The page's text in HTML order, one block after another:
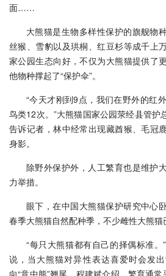
面……
大熊猫是生物多样性保护的旗舰物
丝猴、雪豹以及珙桐、红豆杉等成千上
家公园生态向好，不仅为大熊猫提供了
他物种撑起了“保护伞”。
“今天才刚到9点，我们在野外的红
鸟类12次。”大熊猫国家公园荥经县管护
告诉记者，林中经常出现藏酋猴、毛冠
身影。
除野外保护外，人工繁育也是维护
力举措。
眼下，在中国大熊猫保护研究中心
春季大熊猫自然配种季，不少雌性大熊猫
“每只大熊猫都有自己的择偶标准
说，当大熊猫对异性表达喜爱时会发
向“意中熊”翘尾。程建斌介绍，繁育通常